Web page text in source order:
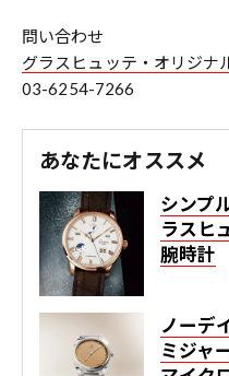
問い合わせ
グラスヒュッテ・オリジナ
03-6254-7266
あなたにオススメ
シンプ
ラスヒ
腕時計
ノーデ
ミジャ